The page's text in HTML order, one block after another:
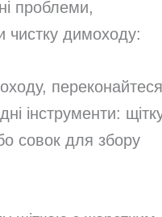
проблеми,
чистку димоходу:
інструменти:
совок для збору